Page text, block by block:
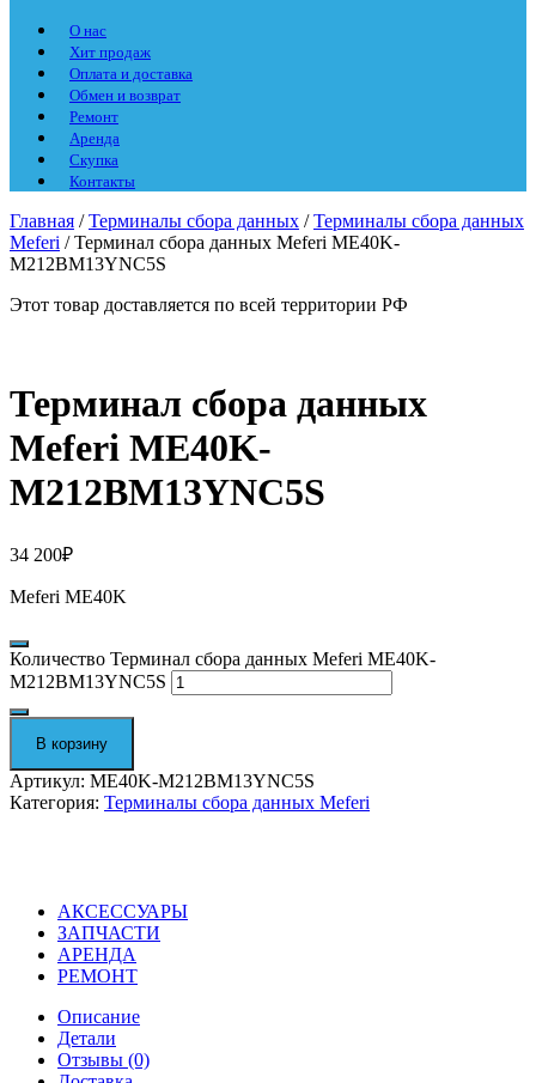
О нас
Хит продаж
Оплата и доставка
Обмен и возврат
Ремонт
Аренда
Скупка
Контакты
Главная /Терминалы сбора данных /Терминалы сбора данных
Meferi / Терминал сбора данных Meferi ME40K-
M212BM13YNC5S
Этот товар доставляется по всей территории РФ
Терминал сбора данных
Meferi ME40K-
M212BM13YNC5S
34 200₽
Meferi ME40K
Количество Терминал сбора данных Meferi ME40K-
M212BM13YNC5S
В корзину
Артикул: ME40K-M212BM13YNC5S
Категория: Терминалы сбора данных Meferi
АКСЕССУАРЫ
ЗАПЧАСТИ
АРЕНДА
РЕМОНТ
Описание
Детали
Отзывы (0)